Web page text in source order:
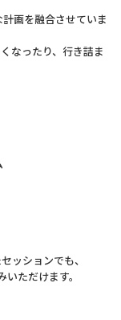
画を融合させていま
なったり、行き詰ま
ッションでも、
ただけます。